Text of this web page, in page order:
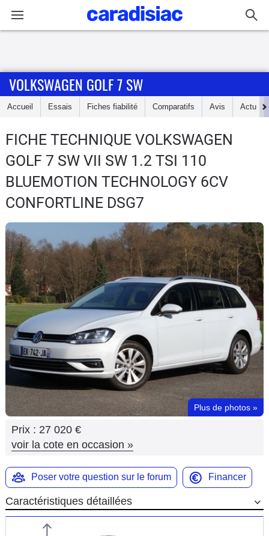
Accueil
Essais
Guide
d'achat
Electriques
Utilitaires
Flottes
Auto
Services
Forum
Moto
VOLKSWAGEN GOLF 7 SW
Accueil Essais Fiches fiabilité Comparatifs Avis Actu
FICHE TECHNIQUE VOLKSWAGEN
GOLF 7 SW VII SW 1.2 TSI 110
BLUEMOTION TECHNOLOGY 6CV
CONFORTLINE DSG7
Plus de photos »
Prix : 27 020 €
voir la cote en occasion »
Poser votre question sur le forum Financer
Caractéristiques détaillées